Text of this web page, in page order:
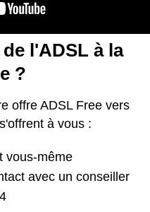
l'ADSL à la
?
offre ADSL Free vers
à vous :
vous-même
avec un conseiller